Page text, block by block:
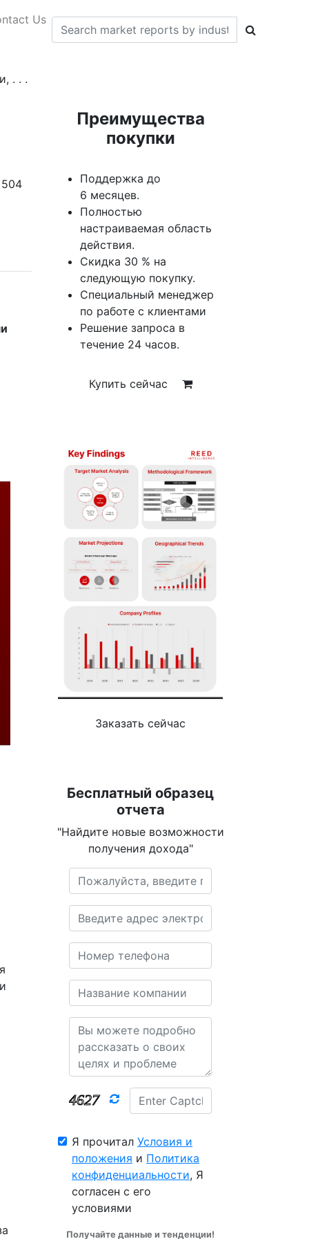
Us
. . .
Преимущества
покупки
Поддержка до
6 месяцев.
Полностью
настраиваемая область
действия.
Скидка 30 % на
следующую покупку.
Специальный менеджер
по работе с клиентами
Решение запроса в
течение 24 часов.
Купить сейчас
Заказать сейчас
Бесплатный образец
отчета
"Найдите новые возможности
получения дохода"
Я прочитал Условия и
положения и Политика
конфиденциальности, Я
согласен с его
условиями
Получайте данные и тенденции!